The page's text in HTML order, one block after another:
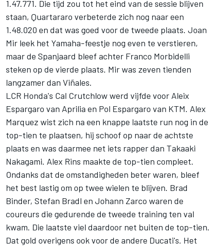
1.47.771. Die tijd zou tot het eind van de sessie blijven
staan, Quartararo verbeterde zich nog naar een
1.48.020 en dat was goed voor de tweede plaats. Joan
Mir leek het Yamaha-feestje nog even te verstieren,
maar de Spanjaard bleef achter Franco Morbidelli
steken op de vierde plaats. Mir was zeven tienden
langzamer dan Viñales.
LCR Honda's Cal Crutchlow werd vijfde voor Aleix
Espargaro van Aprilia en Pol Espargaro van KTM. Alex
Marquez wist zich na een knappe laatste run nog in de
top-tien te plaatsen, hij schoof op naar de achtste
plaats en was daarmee net iets rapper dan Takaaki
Nakagami. Alex Rins maakte de top-tien compleet.
Ondanks dat de omstandigheden beter waren, bleef
het best lastig om op twee wielen te blijven. Brad
Binder, Stefan Bradl en Johann Zarco waren de
coureurs die gedurende de tweede training ten val
kwam. Die laatste viel daardoor net buiten de top-tien.
Dat gold overigens ook voor de andere Ducati's. Het